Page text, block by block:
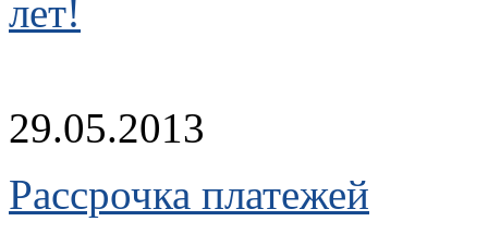
лет!
29.05.2013
Рассрочка платежей